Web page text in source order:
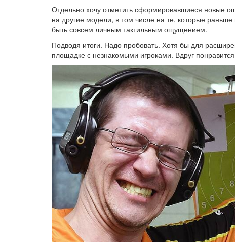
Отдельно хочу отметить сформировавшиеся новые
на другие модели, в том числе на те, которые
быть совсем личным тактильным ощущением.
Подводя итоги. Надо пробовать. Хотя бы для
площадке с незнакомыми игроками. Вдруг